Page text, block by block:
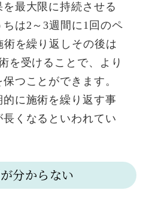
最大限に持続させる
は2～3週間に1回のペ
術を繰り返しその後は
を受けることで、より
つことができます。
に施術を繰り返す事
くなるといわれてい
分からない